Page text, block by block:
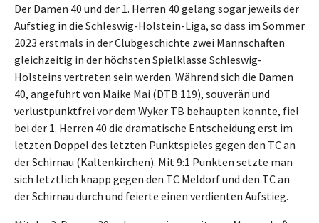
Der Damen 40 und der 1. Herren 40 gelang sogar jeweils der
Aufstieg in die Schleswig-Holstein-Liga, so dass im Sommer
2023 erstmals in der Clubgeschichte zwei Mannschaften
gleichzeitig in der höchsten Spielklasse Schleswig-
Holsteins vertreten sein werden. Während sich die Damen
40, angeführt von Maike Mai (DTB 119), souverän und
verlustpunktfrei vor dem Wyker TB behaupten konnte, fiel
bei der 1. Herren 40 die dramatische Entscheidung erst im
letzten Doppel des letzten Punktspieles gegen den TC an
der Schirnau (Kaltenkirchen). Mit 9:1 Punkten setzte man
sich letztlich knapp gegen den TC Meldorf und den TC an
der Schirnau durch und feierte einen verdienten Aufstieg.